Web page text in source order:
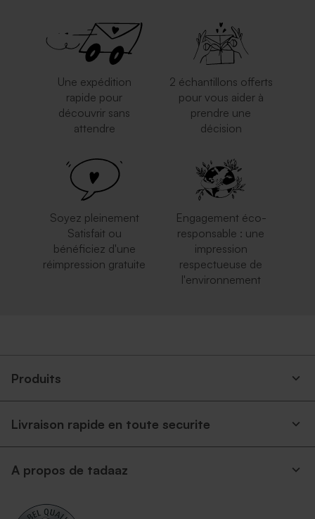
Une expédition
rapide pour
découvrir sans
attendre
2 échantillons offerts
pour vous aider à
prendre une
décision
Soyez pleinement
Satisfait ou
bénéficiez d'une
réimpression gratuite
Engagement éco-
responsable : une
impression
respectueuse de
l'environnement
Produits
Livraison rapide en toute securite
A propos de tadaaz